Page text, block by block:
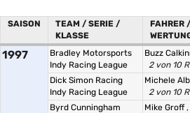
SAISON
TEAM / SERIE /
KLASSE
FAHRER
1997
Bradley Motorsports
Indy Racing League
Buzz
2 von 10
Dick Simon Racing
Indy Racing League
Michele
2 von 10
Byrd Cunningham
Mike Groff,